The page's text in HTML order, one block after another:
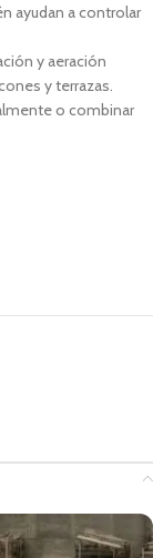
ayudan a controlar
y aeración
y terrazas.
o combinar